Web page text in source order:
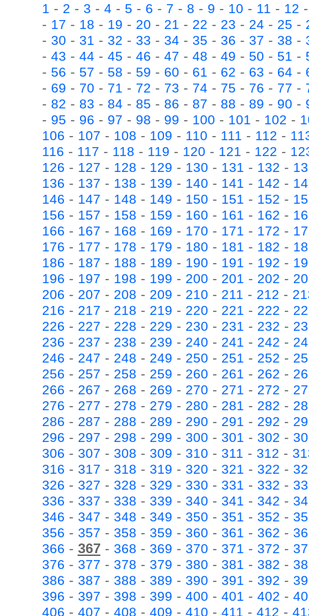
1 - 2 - 3 - 4 - 5 - 6 - 7 - 8 - 9 - 10 - 11 - 12
- 17 - 18 - 19 - 20 - 21 - 22 - 23 - 24 - 25 -
- 30 - 31 - 32 - 33 - 34 - 35 - 36 - 37 - 38 -
- 43 - 44 - 45 - 46 - 47 - 48 - 49 - 50 - 51 -
- 56 - 57 - 58 - 59 - 60 - 61 - 62 - 63 - 64 -
- 69 - 70 - 71 - 72 - 73 - 74 - 75 - 76 - 77 -
- 82 - 83 - 84 - 85 - 86 - 87 - 88 - 89 - 90 -
- 95 - 96 - 97 - 98 - 99 - 100 - 101 - 102 -
106 - 107 - 108 - 109 - 110 - 111 - 112 -
116 - 117 - 118 - 119 - 120 - 121 - 122 -
126 - 127 - 128 - 129 - 130 - 131 - 132 -
136 - 137 - 138 - 139 - 140 - 141 - 142 -
146 - 147 - 148 - 149 - 150 - 151 - 152 -
156 - 157 - 158 - 159 - 160 - 161 - 162 -
166 - 167 - 168 - 169 - 170 - 171 - 172 -
176 - 177 - 178 - 179 - 180 - 181 - 182 -
186 - 187 - 188 - 189 - 190 - 191 - 192 -
196 - 197 - 198 - 199 - 200 - 201 - 202 -
206 - 207 - 208 - 209 - 210 - 211 - 212 -
216 - 217 - 218 - 219 - 220 - 221 - 222 -
226 - 227 - 228 - 229 - 230 - 231 - 232 -
236 - 237 - 238 - 239 - 240 - 241 - 242 -
246 - 247 - 248 - 249 - 250 - 251 - 252 -
256 - 257 - 258 - 259 - 260 - 261 - 262 -
266 - 267 - 268 - 269 - 270 - 271 - 272 -
276 - 277 - 278 - 279 - 280 - 281 - 282 -
286 - 287 - 288 - 289 - 290 - 291 - 292 -
296 - 297 - 298 - 299 - 300 - 301 - 302 -
306 - 307 - 308 - 309 - 310 - 311 - 312 -
316 - 317 - 318 - 319 - 320 - 321 - 322 -
326 - 327 - 328 - 329 - 330 - 331 - 332 -
336 - 337 - 338 - 339 - 340 - 341 - 342 -
346 - 347 - 348 - 349 - 350 - 351 - 352 -
356 - 357 - 358 - 359 - 360 - 361 - 362 -
366 - 367- 368 - 369 - 370 - 371 - 372 -
376 - 377 - 378 - 379 - 380 - 381 - 382 -
386 - 387 - 388 - 389 - 390 - 391 - 392 -
396 - 397 - 398 - 399 - 400 - 401 - 402 -
406 - 407 - 408 - 409 - 410 - 411 - 412 -